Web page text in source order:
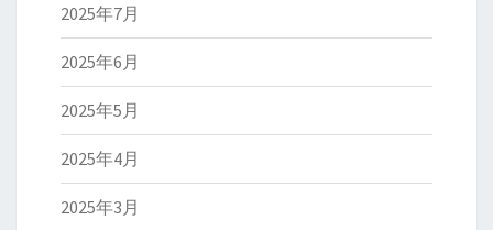
2025年7月
2025年6月
2025年5月
2025年4月
2025年3月